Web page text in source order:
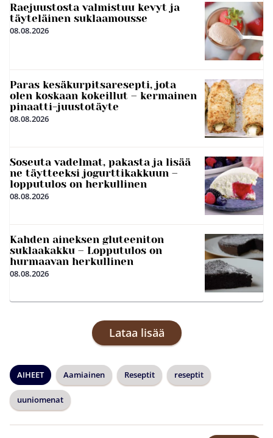
Raejuustosta valmistuu kevyt ja
täyteläinen suklaamousse
08.08.2026
Paras kesäkurpitsaresepti, jota
olen koskaan kokeillut – kermainen
pinaatti-juustotäyte
08.08.2026
Soseuta vadelmat, pakasta ja lisää
ne täytteeksi jogurttikakkuun –
lopputulos on herkullinen
08.08.2026
Kahden aineksen gluteeniton
suklaakakku – Lopputulos on
hurmaavan herkullinen
08.08.2026
Lataa lisää
AIHEET Aamiainen Reseptit reseptit
uuniomenat